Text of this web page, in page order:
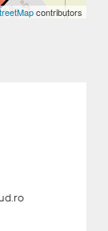
contributors